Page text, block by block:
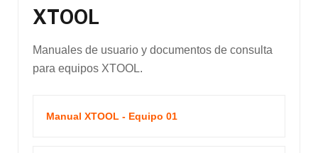
XTOOL
Manuales de usuario y documentos de consulta
para equipos XTOOL.
Manual XTOOL - Equipo 01